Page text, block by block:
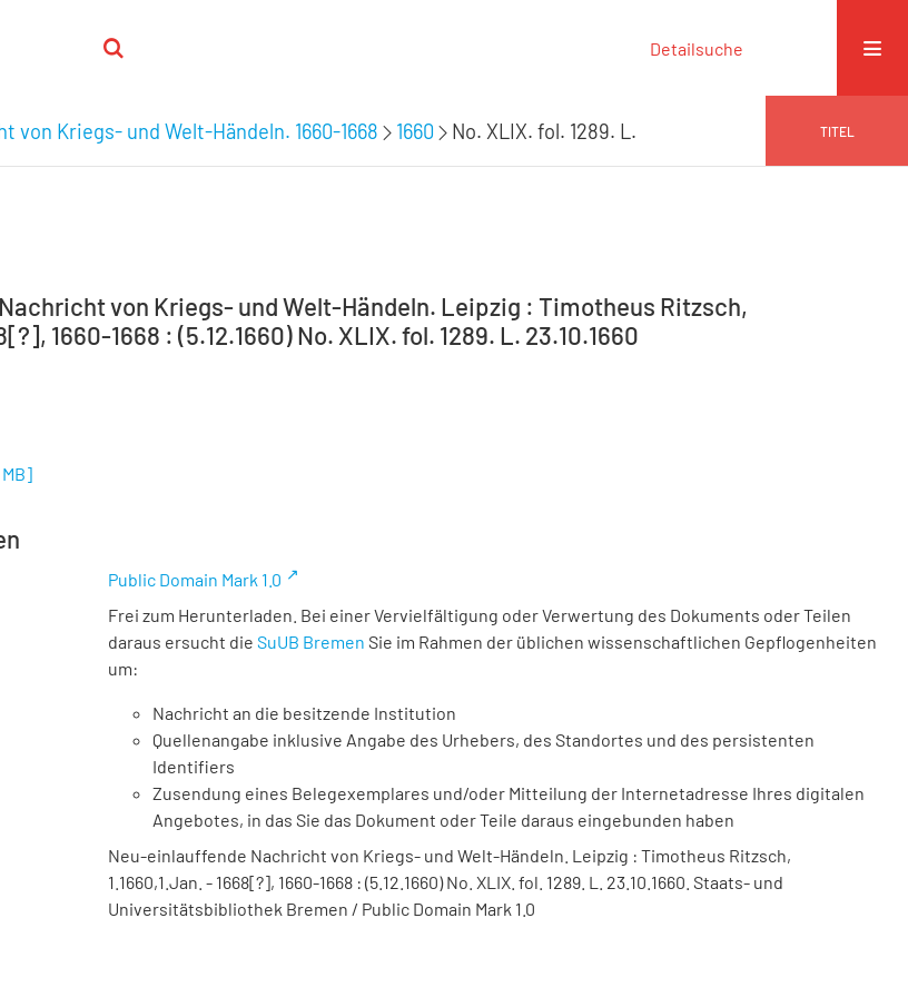
Detailsuche
von Kriegs- und Welt-Händeln. 1660-1668 1660 No. XLIX. fol. 1289. L. TITEL
von Kriegs- und Welt-Händeln. Leipzig : Timotheus Ritzsch,
1660-1668 : (5.12.1660) No. XLIX. fol. 1289. L. 23.10.1660
MB]
Public Domain Mark 1.0
Frei zum Herunterladen. Bei einer Vervielfältigung oder Verwertung des Dokuments oder Teilen
daraus ersucht die SuUB Bremen Sie im Rahmen der üblichen wissenschaftlichen Gepflogenheiten
um:
Nachricht an die besitzende Institution
Quellenangabe inklusive Angabe des Urhebers, des Standortes und des persistenten
Identifiers
Zusendung eines Belegexemplares und/oder Mitteilung der Internetadresse Ihres digitalen
Angebotes, in das Sie das Dokument oder Teile daraus eingebunden haben
Neu-einlauffende Nachricht von Kriegs- und Welt-Händeln. Leipzig : Timotheus Ritzsch,
1.1660,1.Jan. - 1668[?], 1660-1668 : (5.12.1660) No. XLIX. fol. 1289. L. 23.10.1660. Staats- und
Universitätsbibliothek Bremen / Public Domain Mark 1.0